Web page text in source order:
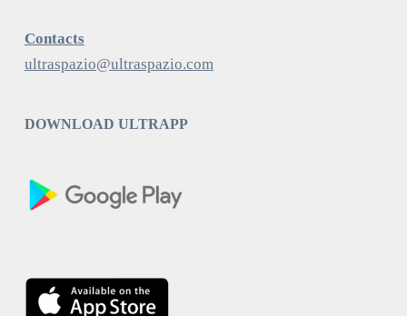
Contacts
ultraspazio@ultraspazio.com
DOWNLOAD ULTRAPP